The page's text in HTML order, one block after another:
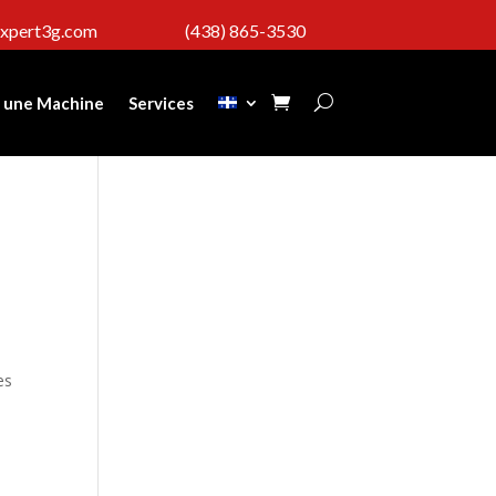
(438) 865-3530
Machine Services